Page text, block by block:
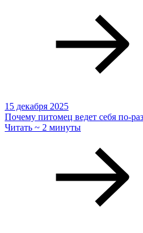
15 декабря 2025
Почему питомец ведет себя по-
Читать ~ 2 минуты